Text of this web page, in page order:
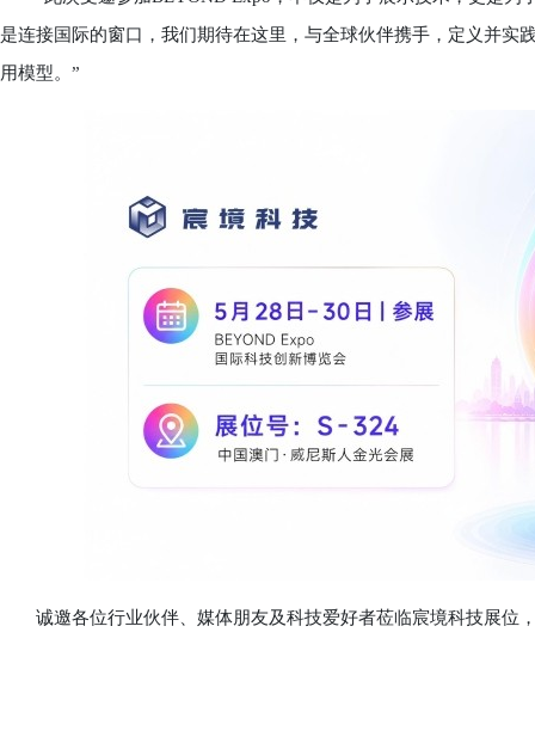
是连接国际的窗口，我们期待在这里，与全球伙伴携手，定义并实
用模型。”
诚邀各位行业伙伴、媒体朋友及科技爱好者莅临宸境科技展位